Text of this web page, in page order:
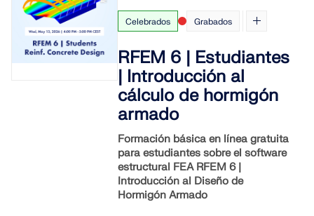
RWIND 3
Software de CFD para túneles de viento digital
OBTENER SOPORTE
OBTENER LICENCIA GRATUITA
CONECTAR CON EL SOPORTE TÉCNICO
lleva tu carrera a nuevos niveles.
EXPLORE LAS VACANTES DISPONIBLES
Celebrados Grabados
RFEM 6 | Estudiantes
| Introducción al
cálculo de hormigón
armado
Formación básica en línea gratuita
para estudiantes sobre el software
estructural FEA RFEM 6 |
Introducción al Diseño de
Hormigón Armado